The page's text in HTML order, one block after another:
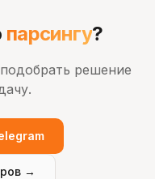
парсингу?
решение
→